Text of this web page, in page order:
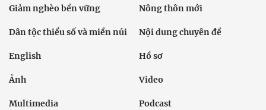
Giảm nghèo bền vững Nông thôn mới
Dân tộc thiểu số và miền núi Nội dung chuyên đề
English Hồ sơ
Ảnh Video
Multimedia Podcast